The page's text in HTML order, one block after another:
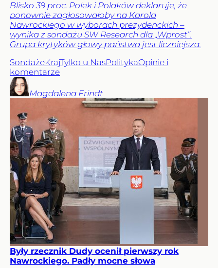
Blisko 39 proc. Polek i Polaków deklaruje, że
ponownie zagłosowałoby na Karola
Nawrockiego w wyborach prezydenckich –
wynika z sondażu SW Research dla „Wprost”.
Grupa krytyków głowy państwa jest liczniejsza.
SondażeKrajTylko u NasPolitykaOpinie i
komentarze
Magdalena Frindt
Były rzecznik Dudy ocenił pierwszy rok
Nawrockiego. Padły mocne słowa